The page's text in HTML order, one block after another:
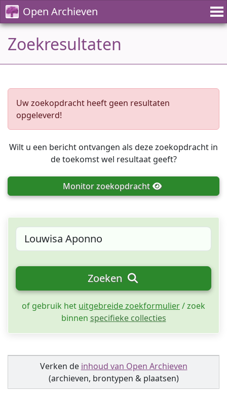
Open Archieven
Zoekresultaten
Uw zoekopdracht heeft geen resultaten
opgeleverd!
Wilt u een bericht ontvangen als deze zoekopdracht in
de toekomst wel resultaat geeft?
Monitorzoekopdracht
Zoeken
of gebruik het uitgebreide zoekformulier/ zoek
binnen specifieke collecties
Verken de inhoud van Open Archieven
(archieven, brontypen & plaatsen)